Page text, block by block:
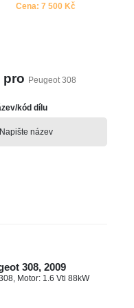
Cena: 7 500 Kč
pro Peugeot 308
kód dílu
308, 2009
Motor: 1.6 Vti 88kW